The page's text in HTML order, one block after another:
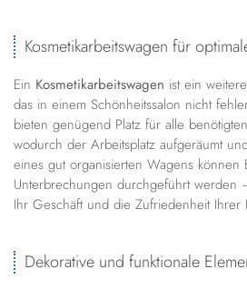
Kosmetikarbeitswagen für
Ein Kosmetikarbeitswagen ist ein
das in einem Schönheitssalon nicht
bieten genügend Platz für alle
wodurch der Arbeitsplatz aufgeräumt
eines gut organisierten Wagens können
Unterbrechungen durchgeführt
Ihr Geschäft und die Zufriedenheit Ihrer
Dekorative und funktionale